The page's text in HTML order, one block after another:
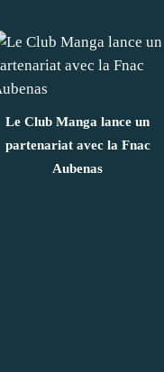
Le Club Manga lance un
partenariat avec la Fnac
Aubenas